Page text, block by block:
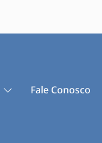
Fale Conosco